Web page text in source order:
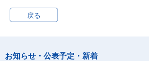
戻る
お知らせ・公表予定・新着